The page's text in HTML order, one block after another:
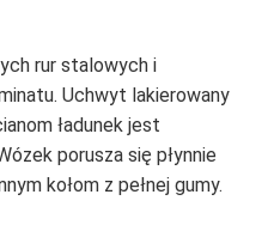
rur stalowych i
Uchwyt lakierowany
ładunek jest
porusza się płynnie
kołom z pełnej gumy.